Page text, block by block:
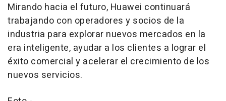
Mirando hacia el futuro, Huawei continuará
trabajando con operadores y socios de la
industria para explorar nuevos mercados en la
era inteligente, ayudar a los clientes a lograr el
éxito comercial y acelerar el crecimiento de los
nuevos servicios.